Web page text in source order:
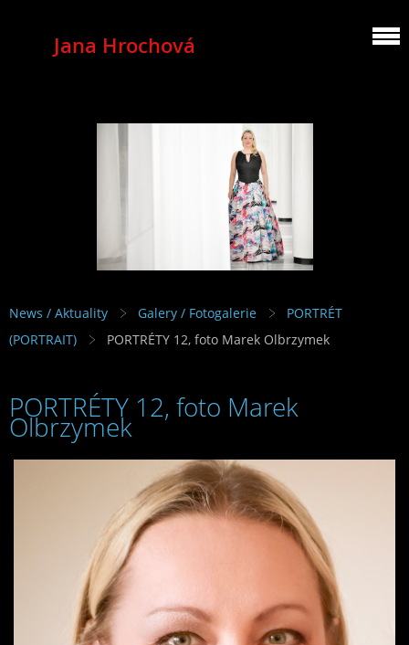
Jana Hrochová
MEZZOSOPRANO
News / Aktuality Galery / Fotogalerie
PORTRÉT
(PORTRAIT)
PORTRÉTY 12, foto Marek Olbrzymek
PORTRÉTY 12, foto Marek
Olbrzymek